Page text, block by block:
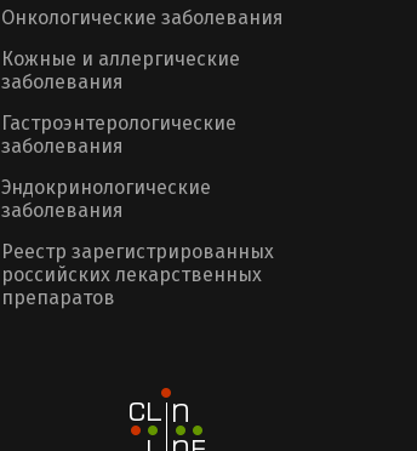
Онкологические заболевания
Кожные и аллергические
заболевания
Гастроэнтерологические
заболевания
Эндокринологические
заболевания
Реестр зарегистрированных
российских лекарственных
препаратов